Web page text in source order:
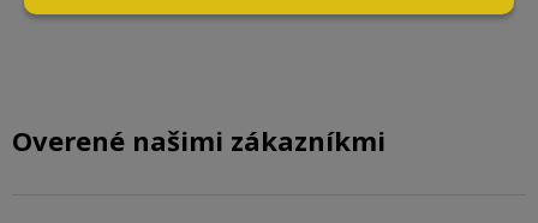
Overené našimi zákazníkmi